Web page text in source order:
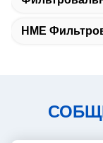
HME